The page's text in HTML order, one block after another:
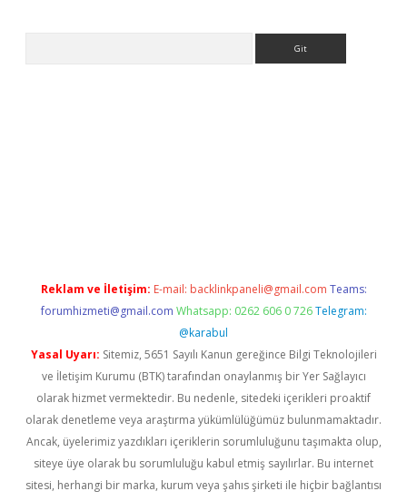
Reklam ve İletişim: E-mail: backlinkpaneli@gmail.com Teams:
forumhizmeti@gmail.com Whatsapp: 0262 606 0 726 Telegram:
@karabul
Yasal Uyarı: Sitemiz, 5651 Sayılı Kanun gereğince Bilgi Teknolojileri
ve İletişim Kurumu (BTK) tarafından onaylanmış bir Yer Sağlayıcı
olarak hizmet vermektedir. Bu nedenle, sitedeki içerikleri proaktif
olarak denetleme veya araştırma yükümlülüğümüz bulunmamaktadır.
Ancak, üyelerimiz yazdıkları içeriklerin sorumluluğunu taşımakta olup,
siteye üye olarak bu sorumluluğu kabul etmiş sayılırlar. Bu internet
sitesi, herhangi bir marka, kurum veya şahıs şirketi ile hiçbir bağlantısı